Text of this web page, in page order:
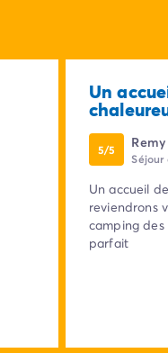
Un
5/5
Séjour
Un accueil
reviendrons
camping
parfait